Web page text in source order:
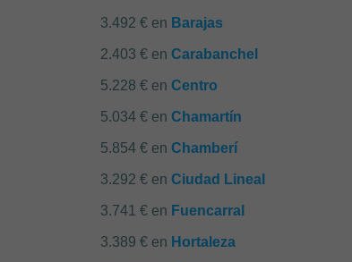
3.492 € en Barajas
2.403 € en Carabanchel
5.228 € en Centro
5.034 € en Chamartín
5.854 € en Chamberí
3.292 € en Ciudad Lineal
3.741 € en Fuencarral
3.389 € en Hortaleza